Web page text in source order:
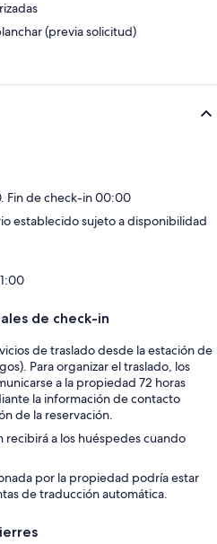
(previa solicitud)
Fin de check-in 00:00
establecido sujeto a disponibilidad
de check-in
de traslado desde la estación de
Para organizar el traslado, los
a la propiedad 72 horas
la información de contacto
de la reservación.
recibirá a los huéspedes cuando
por la propiedad podría estar
de traducción automática.